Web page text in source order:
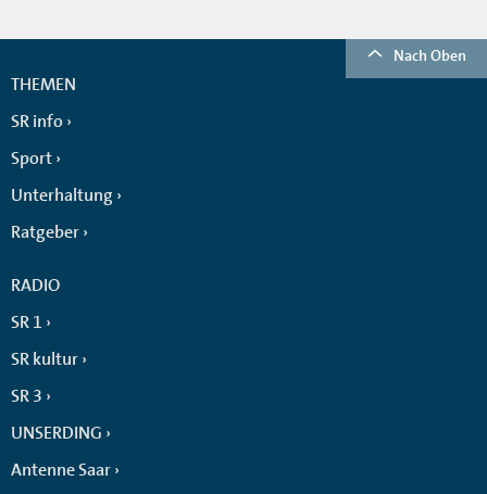
Nach Oben
THEMEN
SR info
Sport
Unterhaltung
Ratgeber
RADIO
SR 1
SR kultur
SR 3
UNSERDING
Antenne Saar